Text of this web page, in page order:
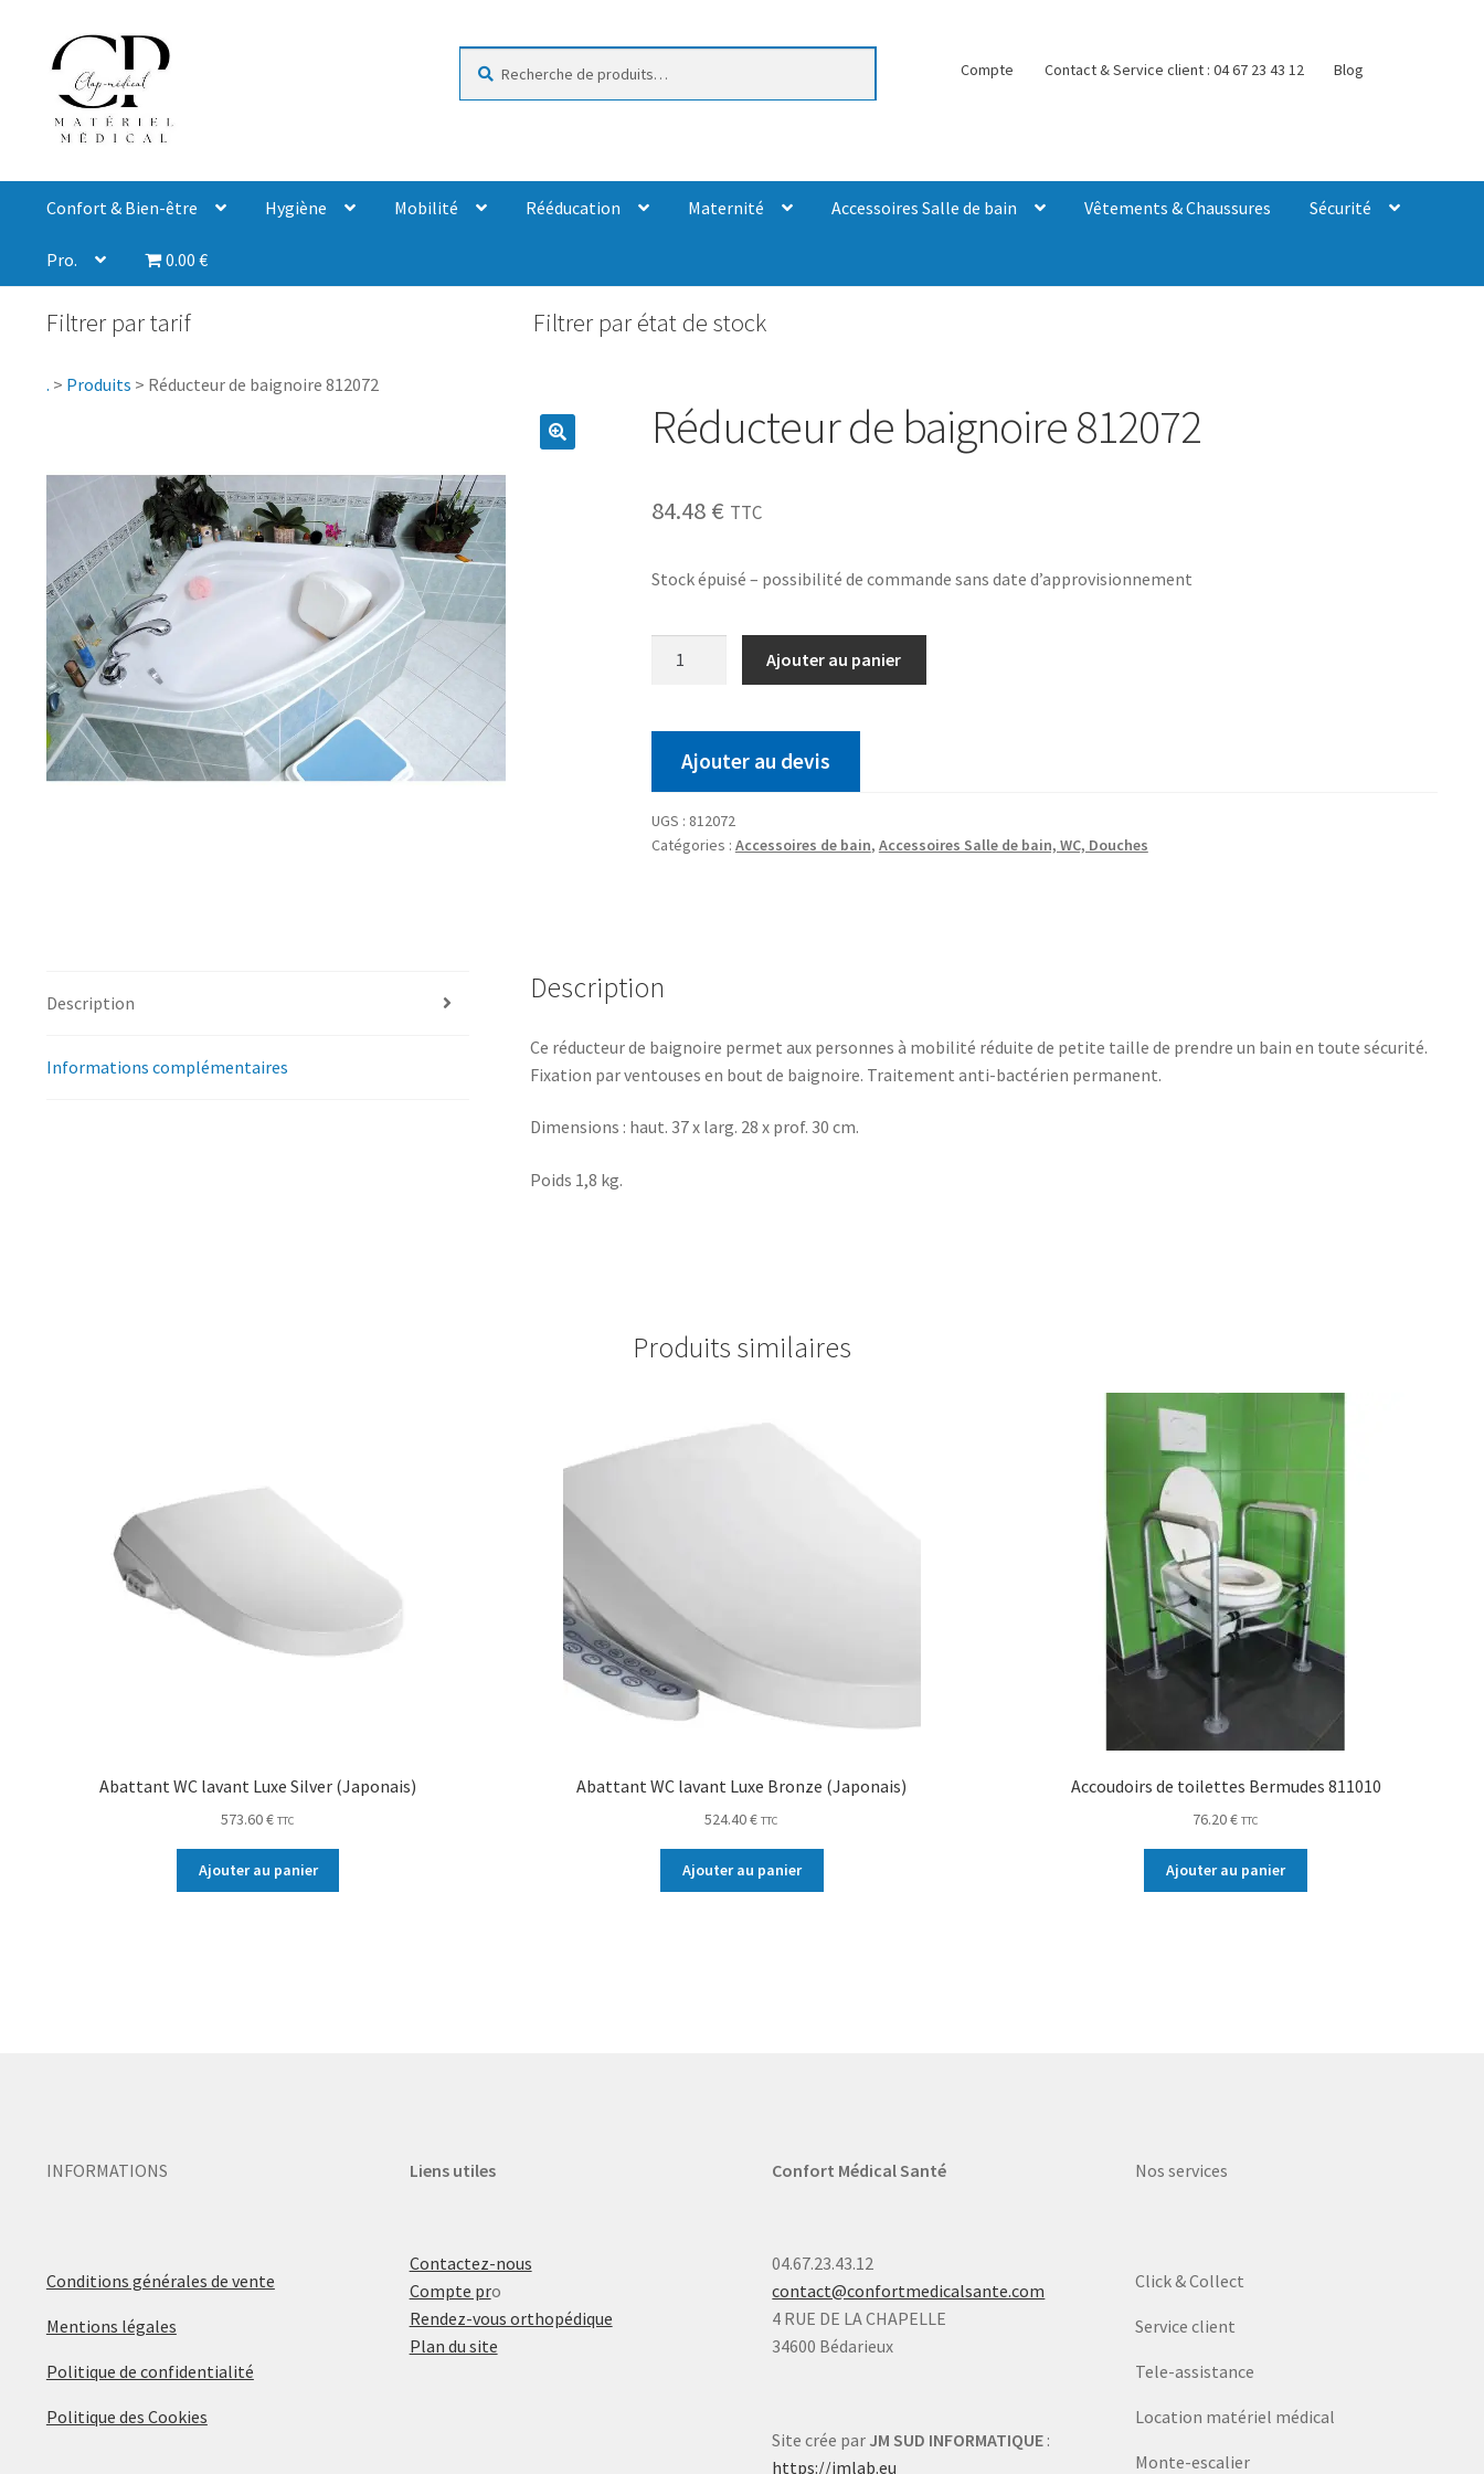
Compte Contact & Service client : 04 67 23 43 12 Blog
Confort & Bien-être Hygiène Mobilité Rééducation Maternité Accessoires Salle de bain Vêtements & Chaussures Sécurité
Pro. 0.00 €
Filtrer par tarif Filtrer par état de stock
. > Produits > Réducteur de baignoire 812072
Réducteur de baignoire 812072
84.48 € TTC
Stock épuisé – possibilité de commande sans date d’approvisionnement
Ajouter au panier
Ajouter au devis
UGS : 812072
Catégories : Accessoires de bain, Accessoires Salle de bain, WC, Douches
Description
Informations complémentaires
Description
Ce réducteur de baignoire permet aux personnes à mobilité réduite de petite taille de prendre un bain en toute sécurité.
Fixation par ventouses en bout de baignoire. Traitement anti-bactérien permanent.
Dimensions : haut. 37 x larg. 28 x prof. 30 cm.
Poids 1,8 kg.
Produits similaires
Abattant WC lavant Luxe Silver (Japonais)
573.60€ TTC
Ajouter au panier
Abattant WC lavant Luxe Bronze (Japonais)
524.40€ TTC
Ajouter au panier
Accoudoirs de toilettes Bermudes 811010
76.20€ TTC
Ajouter au panier
INFORMATIONS
Conditions générales de vente
Mentions légales
Politique de confidentialité
Politique des Cookies
Liens utiles
Contactez-nous
Compte pro
Rendez-vous orthopédique
Plan du site
Confort Médical Santé
04.67.23.43.12
contact@confortmedicalsante.com
4 RUE DE LA CHAPELLE
34600 Bédarieux
Site crée par JM SUD INFORMATIQUE :
https://jmlab.eu
Nos services
Click & Collect
Service client
Tele-assistance
Location matériel médical
Monte-escalier